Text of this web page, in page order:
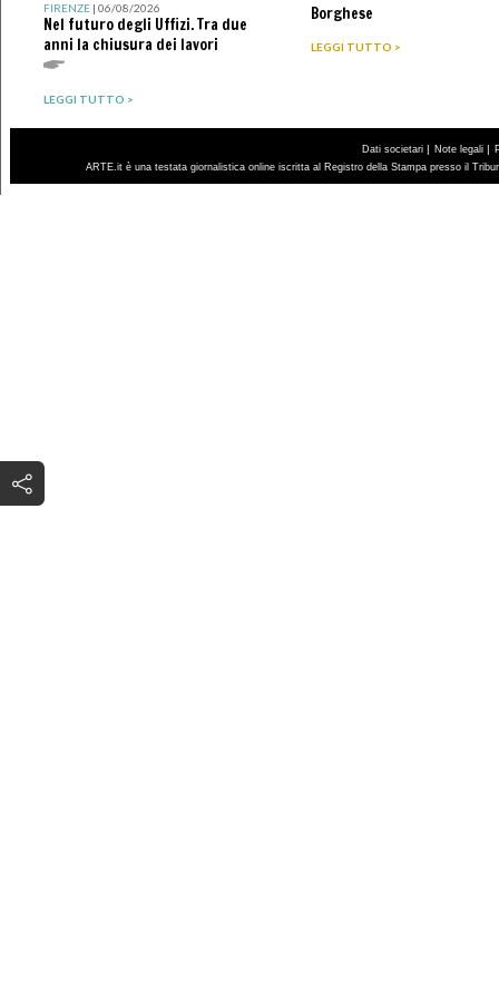
FIRENZE| 06/08/2026
Nel futuro degli Uffizi. Tra due
anni la chiusura dei lavori
LEGGI TUTTO >
Borghese
LEGGI TUTTO >
Dati societari | Note legali |
ARTE.it è una testata giornalistica online iscritta al Registro della Stampa presso il